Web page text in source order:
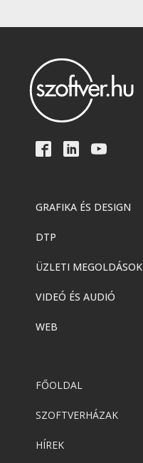
GRAFIKA ÉS DESIGN
DTP
ÜZLETI MEGOLDÁSOK
VIDEÓ ÉS AUDIÓ
WEB
FŐOLDAL
SZOFTVERHÁZAK
HÍREK